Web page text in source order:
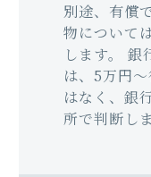
別途、有償
物について
します。 銀
は、5万円
はなく、銀
所で判断しま